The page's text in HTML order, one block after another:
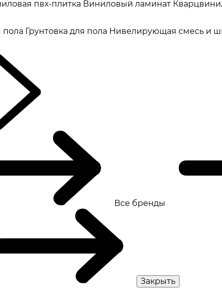
пвх-плитка Виниловый ламинат
пола Грунтовка для пола Нивелирующая смесь и
Все бренды
Закрыть